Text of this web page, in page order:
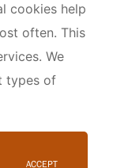
cookies help
often. This
We
types of
ACCEPT